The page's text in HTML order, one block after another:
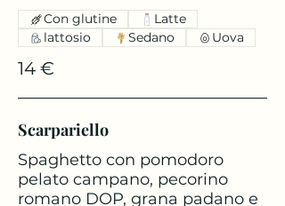
14 €
Con glutine
Latte
lattosio
Sedano Uova
Scarpariello
Spaghetto con pomodoro
pelato campano, pecorino
romano DOP, grana padano e